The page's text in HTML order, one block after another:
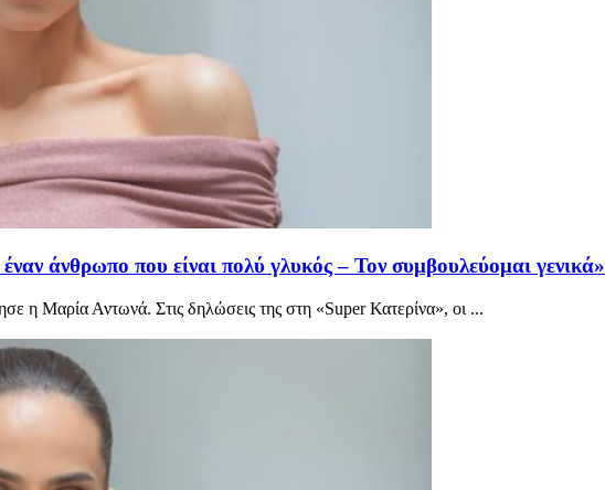
άνθρωπο που είναι πολύ γλυκός – Τον συμβουλεύομαι γενικά»
η Μαρία Αντωνά. Στις δηλώσεις της στη «Super Κατερίνα», οι ...